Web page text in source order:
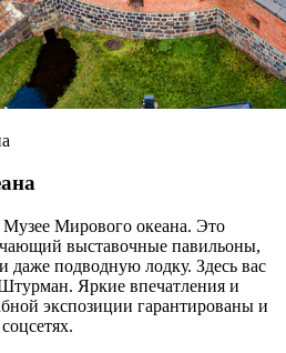
Мирового океана. Это
выставочные павильоны,
даже подводную лодку. Здесь вас
Яркие впечатления и
экспозиции гарантированы и